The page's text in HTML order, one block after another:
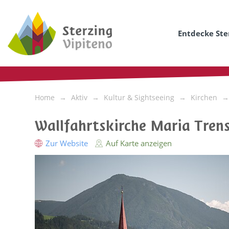
Entdecke
Home Aktiv Kultur & Sightseeing Kirchen
Wallfahrtskirche Maria
Zur Website Auf Karte anzeigen